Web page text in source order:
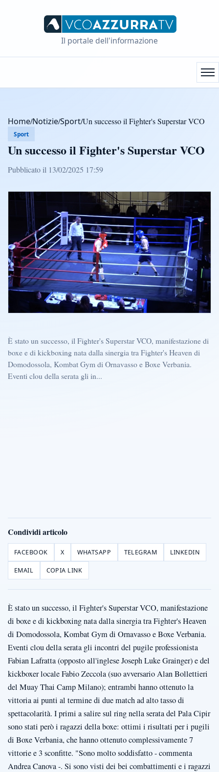
Il portale dell'informazione
Home/Notizie/Sport/Un successo il Fighter's Superstar VCO
Sport
Un successo il Fighter's Superstar VCO
Pubblicato il 13/02/2025 17:59
È stato un successo, il Fighter's Superstar VCO, manifestazione di
boxe e di kickboxing nata dalla sinergia tra Fighter's Heaven di
Domodossola, Kombat Gym di Ornavasso e Boxe Verbania.
Eventi clou della serata gli in...
Condividi articolo
FACEBOOK X WHATSAPP TELEGRAM LINKEDIN
EMAIL COPIA LINK
È stato un successo, il Fighter's Superstar VCO, manifestazione
di boxe e di kickboxing nata dalla sinergia tra Fighter's Heaven
di Domodossola, Kombat Gym di Ornavasso e Boxe Verbania.
Eventi clou della serata gli incontri del pugile professionista
Fabian Lafratta (opposto all'inglese Joseph Luke Grainger) e del
kickboxer locale Fabio Zeccola (suo avversario Alan Bollettieri
del Muay Thai Camp Milano); entrambi hanno ottenuto la
vittoria ai punti al termine di due match ad alto tasso di
spettacolarità. I primi a salire sul ring nella serata del Pala Cipir
sono stati però i ragazzi della boxe: ottimi i risultati per i pugili
di Boxe Verbania, che hanno ottenuto complessivamente 7
vittorie e 3 sconfitte. "Sono molto soddisfatto - commenta
Andrea Canova -. Si sono visti dei bei combattimenti e i ragazzi